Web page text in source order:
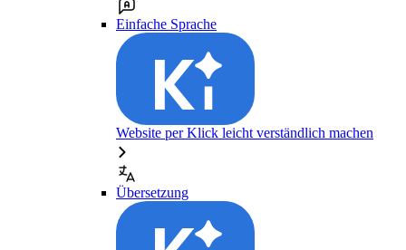
Einfache Sprache
Website per Klick leicht verständlich machen
Übersetzung